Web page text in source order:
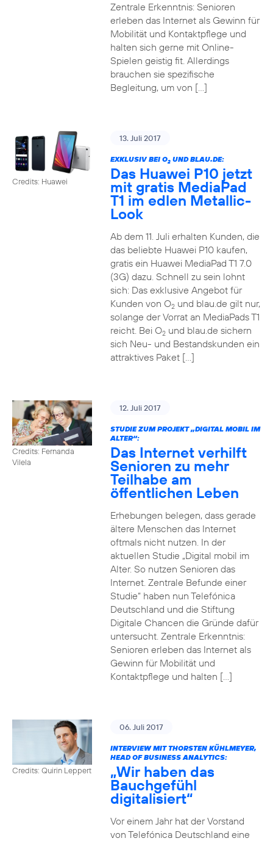
Zentrale Erkenntnis: Senioren
erleben das Internet als Gewinn für
Mobilität und Kontaktpflege und
halten sich gerne mit Online-
Spielen geistig fit. Allerdings
brauchen sie spezifische
Begleitung, um von […]
Credits: Huawei
13. Juli 2017
EXKLUSIV BEI O2UND BLAU.DE:
Das Huawei P10 jetzt
mit gratis MediaPad
T1 im edlen Metallic-
Look
Ab dem 11. Juli erhalten Kunden, die
das beliebte Huawei P10 kaufen,
gratis ein Huawei MediaPad T1 7.0
(3G) dazu. Schnell zu sein lohnt
sich: Das exklusive Angebot für
Kunden von O2und blau.de gilt nur,
solange der Vorrat an MediaPads T1
reicht. Bei O2und blau.de sichern
sich Neu- und Bestandskunden ein
attraktives Paket […]
Credits: Fernanda
Vilela
12. Juli 2017
STUDIE ZUM PROJEKT „DIGITAL MOBIL IM
ALTER“:
Das Internet verhilft
Senioren zu mehr
Teilhabe am
öffentlichen Leben
Erhebungen belegen, dass gerade
ältere Menschen das Internet
oftmals nicht nutzen. In der
aktuellen Studie „Digital mobil im
Alter. So nutzen Senioren das
Internet. Zentrale Befunde einer
Studie“ haben nun Telefónica
Deutschland und die Stiftung
Digitale Chancen die Gründe dafür
untersucht. Zentrale Erkenntnis:
Senioren erleben das Internet als
Gewinn für Mobilität und
Kontaktpflege und halten […]
Credits: Quirin Leppert
06. Juli 2017
INTERVIEW MIT THORSTEN KÜHLMEYER,
HEAD OF BUSINESS ANALYTICS:
„Wir haben das
Bauchgefühl
digitalisiert“
Vor einem Jahr hat der Vorstand
von Telefónica Deutschland eine